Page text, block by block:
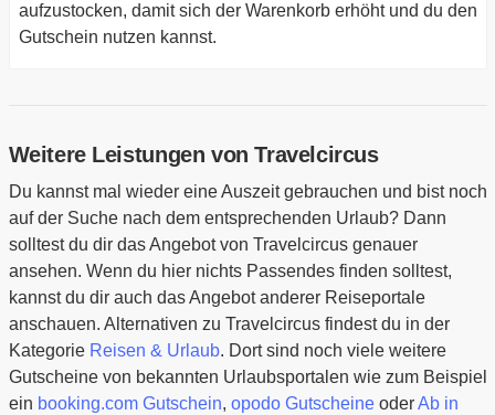
aufzustocken, damit sich der Warenkorb erhöht und du den
Gutschein nutzen kannst.
Weitere Leistungen von Travelcircus
Du kannst mal wieder eine Auszeit gebrauchen und bist noch
auf der Suche nach dem entsprechenden Urlaub? Dann
solltest du dir das Angebot von Travelcircus genauer
ansehen. Wenn du hier nichts Passendes finden solltest,
kannst du dir auch das Angebot anderer Reiseportale
anschauen. Alternativen zu Travelcircus findest du in der
Kategorie Reisen & Urlaub. Dort sind noch viele weitere
Gutscheine von bekannten Urlaubsportalen wie zum Beispiel
ein booking.com Gutschein, opodo GutscheineoderAb in